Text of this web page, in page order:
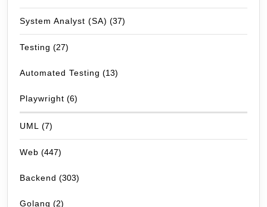
System Analyst (SA) (37)
Testing (27)
Automated Testing (13)
Playwright (6)
UML (7)
Web (447)
Backend (303)
Golang (2)